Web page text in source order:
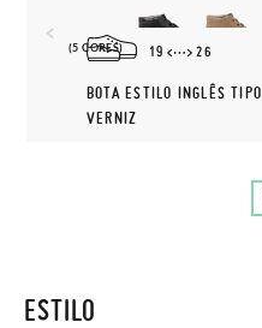
(5 CORES) 19 26
BOTA ESTILO INGLÊS TIPO
VERNIZ
ESTILO